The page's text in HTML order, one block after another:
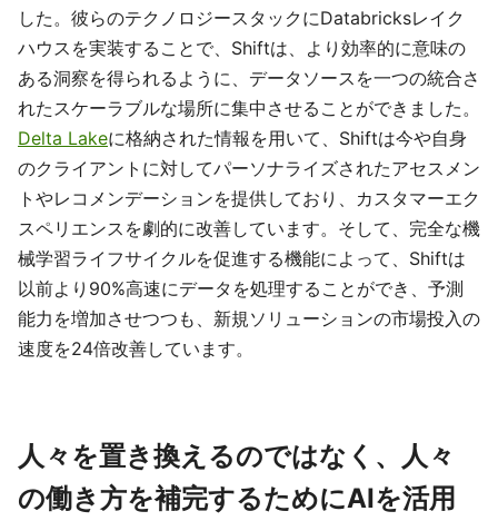
した。彼らのテクノロジースタックにDatabricksレイク
ハウスを実装することで、Shiftは、より効率的に意味の
ある洞察を得られるように、データソースを一つの統合さ
れたスケーラブルな場所に集中させることができました。
Delta Lakeに格納された情報を用いて、Shiftは今や自身
のクライアントに対してパーソナライズされたアセスメン
トやレコメンデーションを提供しており、カスタマーエク
スペリエンスを劇的に改善しています。そして、完全な機
械学習ライフサイクルを促進する機能によって、Shiftは
以前より90%高速にデータを処理することができ、予測
能力を増加させつつも、新規ソリューションの市場投入の
速度を24倍改善しています。
人々を置き換えるのではなく、人々
の働き方を補完するためにAIを活用